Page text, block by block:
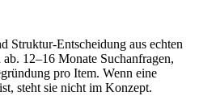
Struktur-Entscheidung aus echten
12–16 Monate Suchanfragen,
pro Item. Wenn eine
steht sie nicht im Konzept.